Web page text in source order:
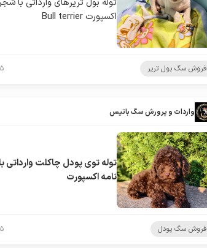
اکسپورت Bull terrier
فروش سگ بول تریر ۲۵
واردات و پرورش سگ باتیس
توله توی پودل چاکلت وارداتی
نامه اکسپورت
فروش سگ پودل ۲۵